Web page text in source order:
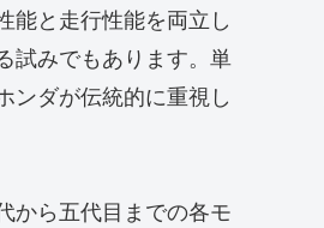
能と走行性能を両立し
試みでもあります。単
ンダが伝統的に重視し
から五代目までの各モ